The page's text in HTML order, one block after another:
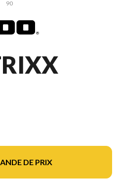
90
DE PRIX